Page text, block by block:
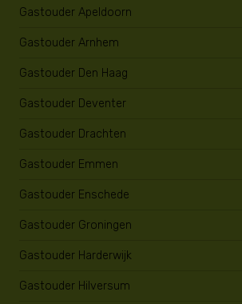
Gastouder Apeldoorn
Gastouder Arnhem
Gastouder Den Haag
Gastouder Deventer
Gastouder Drachten
Gastouder Emmen
Gastouder Enschede
Gastouder Groningen
Gastouder Harderwijk
Gastouder Hilversum